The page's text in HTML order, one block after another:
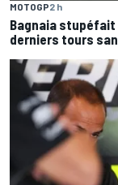
MOTOGP2 h
Bagnaia
derniers tours